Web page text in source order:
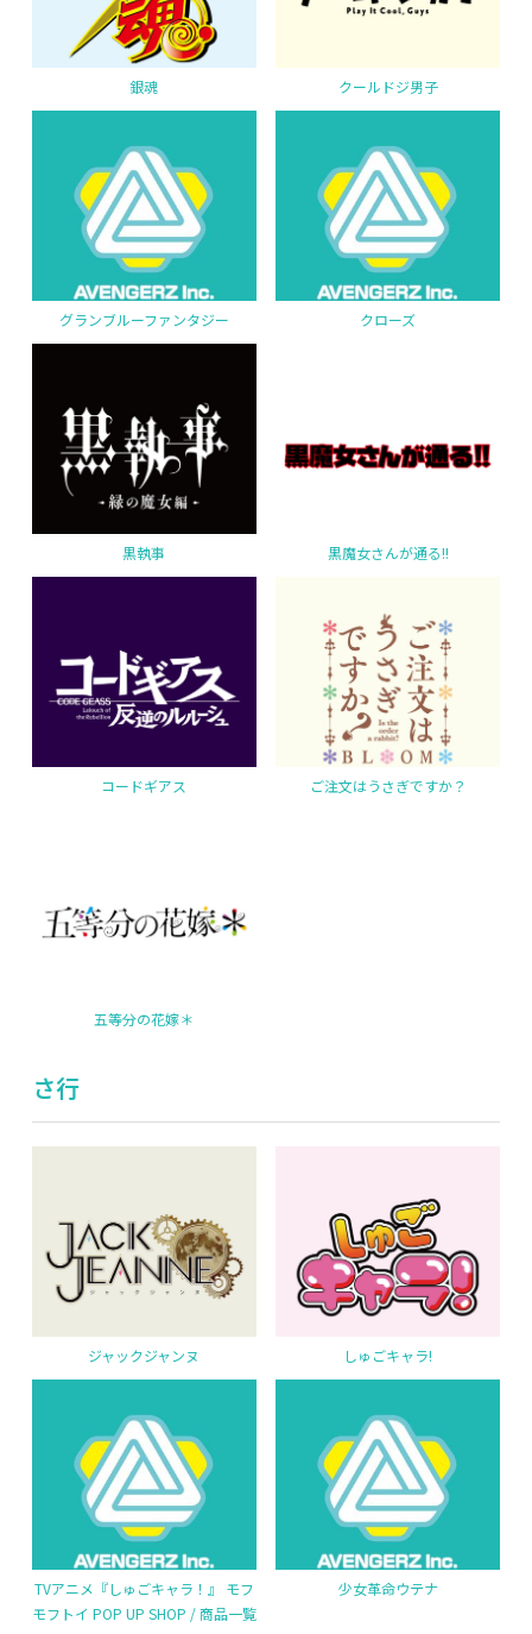
銀魂 クールドジ男子
グランブルーファンタジー クローズ
黒執事 黒魔女さんが通る!!
コードギアス ご注文はうさぎですか？
五等分の花嫁＊
さ行
ジャックジャンヌ しゅごキャラ!
TVアニメ『しゅごキャラ！』 モフ
モフトイ POP UP SHOP / 商品一覧
少女革命ウテナ